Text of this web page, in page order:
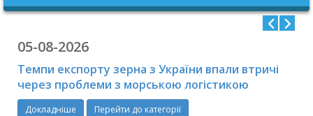
05-08-2026
Темпи експорту зерна з України впали втричі
через проблеми з морською логістикою
Докладніше Перейти до категорії